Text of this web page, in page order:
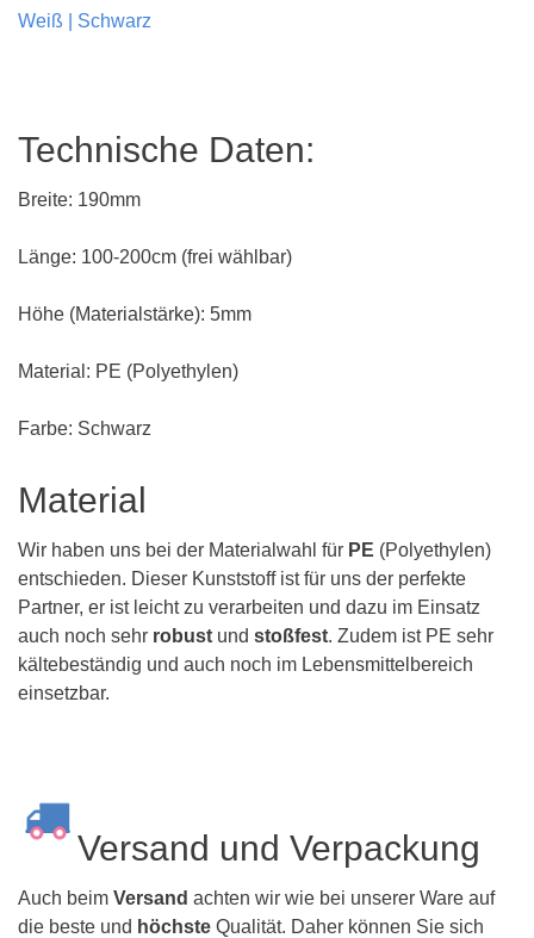
Weiß | Schwarz
Technische Daten:
Breite: 190mm
Länge: 100-200cm (frei wählbar)
Höhe (Materialstärke): 5mm
Material: PE (Polyethylen)
Farbe: Schwarz
Material
Wir haben uns bei der Materialwahl für PE (Polyethylen)
entschieden. Dieser Kunststoff ist für uns der perfekte
Partner, er ist leicht zu verarbeiten und dazu im Einsatz
auch noch sehr robust und stoßfest. Zudem ist PE sehr
kältebeständig und auch noch im Lebensmittelbereich
einsetzbar.
Versand und Verpackung
Auch beim Versand achten wir wie bei unserer Ware auf
die beste und höchste Qualität. Daher können Sie sich